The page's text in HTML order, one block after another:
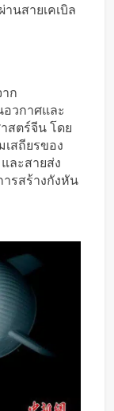
นสายเคเบิล
ก
วกาศและ
สตร์จีน โดย
สถียรของ
ละสายส่ง
รสร้างกังหัน